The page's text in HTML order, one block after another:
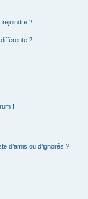
rejoindre ?
?
!
d’amis ou d’ignorés ?